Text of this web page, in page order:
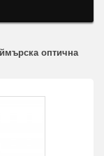
оптична